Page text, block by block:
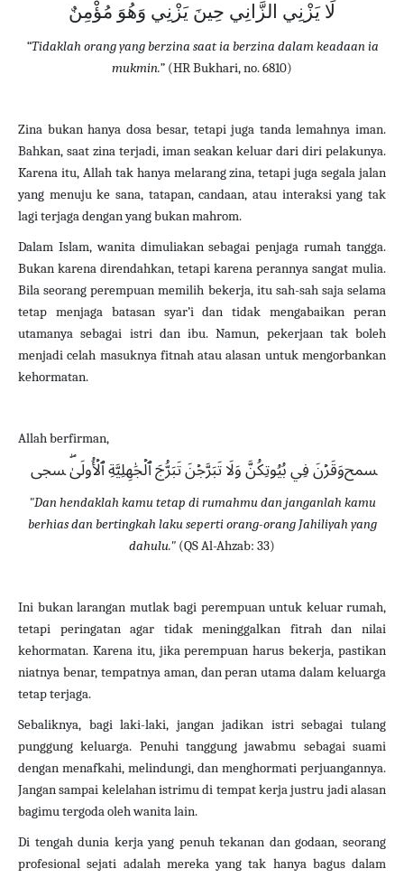
لَا يَزْنِي الزَّانِي حِينَ يَزْنِي وَهُوَ مُؤْمِنٌ
“Tidaklah orang yang berzina saat ia berzina dalam keadaan ia
mukmin.” (HR Bukhari, no. 6810)
Zina bukan hanya dosa besar, tetapi juga tanda lemahnya iman.
Bahkan, saat zina terjadi, iman seakan keluar dari diri pelakunya.
Karena itu, Allah tak hanya melarang zina, tetapi juga segala jalan
yang menuju ke sana, tatapan, candaan, atau interaksi yang tak
lagi terjaga dengan yang bukan mahrom.
Dalam Islam, wanita dimuliakan sebagai penjaga rumah tangga.
Bukan karena direndahkan, tetapi karena perannya sangat mulia.
Bila seorang perempuan memilih bekerja, itu sah-sah saja selama
tetap menjaga batasan syar’i dan tidak mengabaikan peran
utamanya sebagai istri dan ibu. Namun, pekerjaan tak boleh
menjadi celah masuknya fitnah atau alasan untuk mengorbankan
kehormatan.
Allah berfirman,
ﵟوَقَرۡنَ فِي بُيُوتِكُنَّ وَلَا تَبَرَّجۡنَ تَبَرُّجَ ٱلۡجَٰهِلِيَّةِ ٱلۡأُولَىٰۖ ﵞ
"Dan hendaklah kamu tetap di rumahmu dan janganlah kamu
berhias dan bertingkah laku seperti orang-orang Jahiliyah yang
dahulu." (QS Al-Ahzab: 33)
Ini bukan larangan mutlak bagi perempuan untuk keluar rumah,
tetapi peringatan agar tidak meninggalkan fitrah dan nilai
kehormatan. Karena itu, jika perempuan harus bekerja, pastikan
niatnya benar, tempatnya aman, dan peran utama dalam keluarga
tetap terjaga.
Sebaliknya, bagi laki-laki, jangan jadikan istri sebagai tulang
punggung keluarga. Penuhi tanggung jawabmu sebagai suami
dengan menafkahi, melindungi, dan menghormati perjuangannya.
Jangan sampai kelelahan istrimu di tempat kerja justru jadi alasan
bagimu tergoda oleh wanita lain.
Di tengah dunia kerja yang penuh tekanan dan godaan, seorang
profesional sejati adalah mereka yang tak hanya bagus dalam